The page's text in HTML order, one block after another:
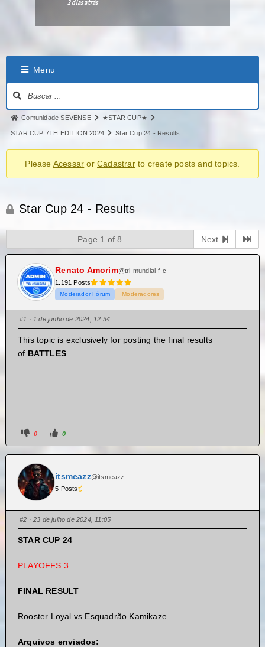
2 dias atrás
Menu
Comunidade SEVENSE ★STAR CUP★
STAR CUP 7TH EDITION 2024 Star Cup 24 - Results
Please Acessar orCadastrarto create posts and topics.
Star Cup 24 - Results
Page 1 of 8 Next
Renato Amorim@tri-mundial-f-c
1.191 Posts
Moderador Fórum Moderadores
#1 · 1 de junho de 2024, 12:34
This topic is exclusively for posting the final results
of BATTLES
0 0
itsmeazz@itsmeazz
5 Posts
#2 · 23 de julho de 2024, 11:05
STAR CUP 24
PLAYOFFS 3
FINAL RESULT
Rooster Loyal vs Esquadrão Kamikaze
Arquivos enviados: